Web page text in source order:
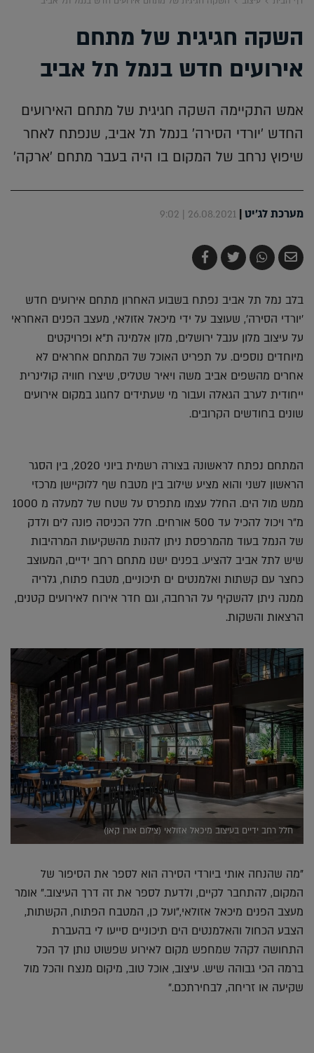
השקה חגיגית של מתחם
אירועים חדש בנמל תל אביב
אמש התקיימה השקה חגיגית של מתחם האירועים
החדש 'יורדי הסירה' בנמל תל אביב, שנפתח לאחר
שיפוץ נרחב של המקום בו היה בעבר מתחם 'ארקה'
מערכת לג'יט|
26.08.2021 | 9:02
שלח
בדואר
שתף
ב-
צייץ
ב-
שתף
ב-
בלב נמל תל אביב נפתח בשבוע האחרון מתחם אירועים חדש
'יורדי הסירה', שעוצב על ידי מיכאל אזולאי, מעצב הפנים האחראי
על עיצוב מלון ענבל ירושלים, מלון אלמינה ת"א ופרויקטים
מיוחדים נוספים. על תפריט האוכל של המתחם אחראים לא
אחרים מהשפים אביב משה ויאיר שטליס, שיצרו חוויה קולינרית
ייחודית לערב הגאלה ועבור מי שעתידים לחגוג במקום אירועים
שונים בחודשים הקרובים.
המתחם נפתח לראשונה בצורה רשמית ביוני 2020, בין הסגר
הראשון לשני והוא מציע שילוב בין מטבח שף ללוקיישן מרכזי
ממש מול הים. החלל עצמו מתפרס על שטח של למעלה מ 1000
מ"ר ויכול להכיל עד 500 אורחים. חלל הכניסה פונה לים ולדק
של הנמל בעוד מהמרפסת ניתן להנות מהשקיעות המרהיבות
שיש לתל אביב להציע. בפנים ישנו מתחם רחב ידיים, המעוצב
כחצר עם קשתות ואלמנטים ים תיכוניים, מטבח פתוח, גלריה
ממנה ניתן להשקיף על הרחבה, וגם חדר אירוח לאירועים קטנים,
הרצאות והשקות.
חלל רחב ידיים בעיצוב מיכאל אזולאי (צילום אורן קאן)
"מה שהנחה אותי ביורדי הסירה הוא לספר את הסיפור של
המקום, להתחבר לקיים, ולדעת לספר את זה דרך העיצוב." אומר
מעצב הפנים מיכאל אזולאי,"ועל כן, המטבח הפתוח, הקשתות,
הצבע הכחול והאלמנטים הים תיכוניים סייעו לי בהעברת
התחושה לקהל שמחפש מקום לאירוע שפשוט נותן לך הכל
ברמה הכי גבוהה שיש. עיצוב, אוכל טוב, מיקום מנצח והכל מול
שקיעה או זריחה, לבחירתכם."